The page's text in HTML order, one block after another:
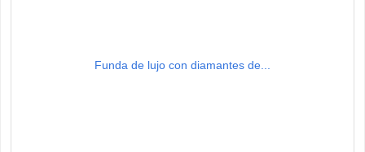
Funda de lujo con diamantes de...